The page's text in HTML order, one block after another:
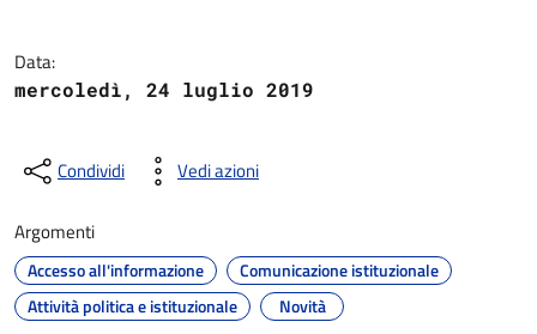
Data:
mercoledì, 24 luglio 2019
Condividi Vedi azioni
Argomenti
Accesso all'informazione
Comunicazione istituzionale
Attività politica e istituzionale
Novità